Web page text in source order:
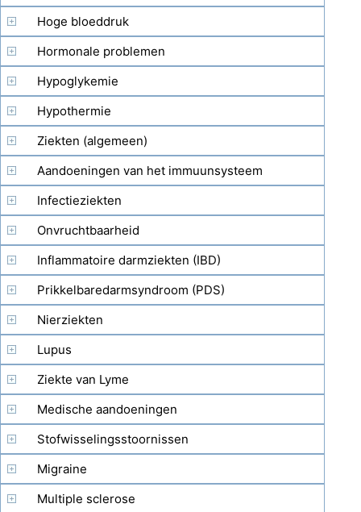
Hoge bloeddruk
Hormonale problemen
Hypoglykemie
Hypothermie
Ziekten (algemeen)
Aandoeningen van het immuunsysteem
Infectieziekten
Onvruchtbaarheid
Inflammatoire darmziekten (IBD)
Prikkelbaredarmsyndroom (PDS)
Nierziekten
Lupus
Ziekte van Lyme
Medische aandoeningen
Stofwisselingsstoornissen
Migraine
Multiple sclerose